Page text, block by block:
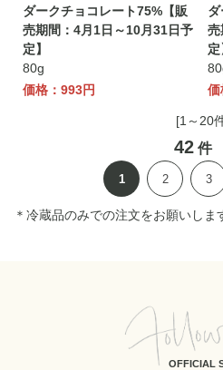
ダークチョコレート75%【販
売期間：4月1日～10月31日予
定】
80g
価格：993円
売
定
価
[1～20
42件
1 2 3
＊冷蔵品のみでの注文をお願いしま
OFFICIAL